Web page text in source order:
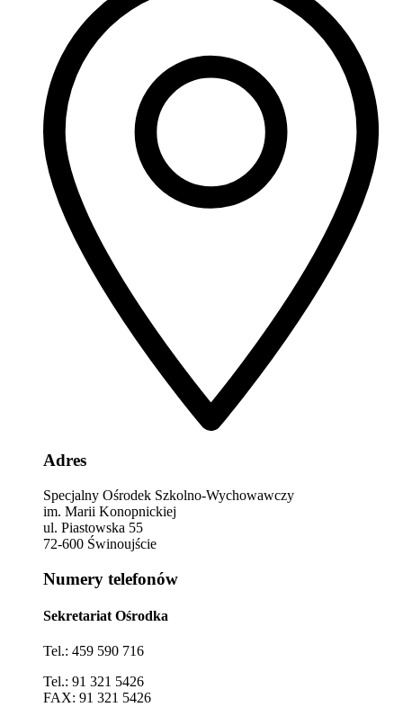
Adres
Specjalny Ośrodek Szkolno-Wychowawczy
im. Marii Konopnickiej
ul. Piastowska 55
72-600 Świnoujście
Numery telefonów
Sekretariat Ośrodka
Tel.: 459 590 716
Tel.: 91 321 5426
FAX: 91 321 5426